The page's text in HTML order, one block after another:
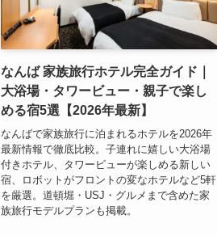
なんば 家族旅行ホテル完全ガイド｜
大浴場・タワービュー・親子で楽し
める宿5選【2026年最新】
なんばで家族旅行に泊まれるホテルを2026年
最新情報で徹底比較。子連れに嬉しい大浴場
付きホテル、タワービューが楽しめる新しい
宿、ロボットがフロントの変なホテルなど5軒
を厳選。道頓堀・USJ・グルメまで含めた家
族旅行モデルプランも掲載。